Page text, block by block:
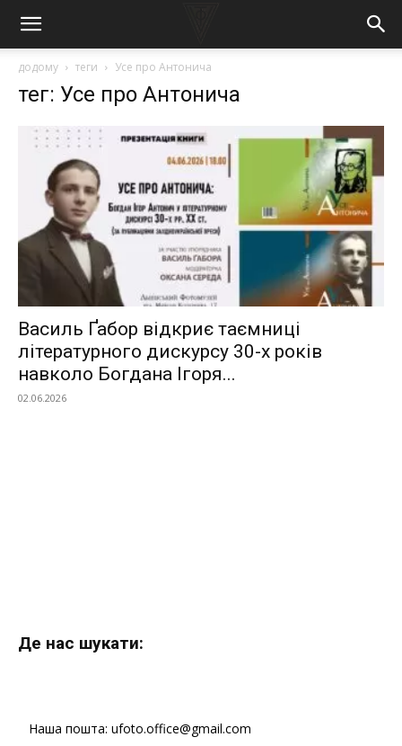
додому теги Усе про Антонича
тег: Усе про Антонича
Василь Ґабор відкриє таємниці
літературного дискурсу 30-х років
навколо Богдана Ігоря...
02.06.2026
Де нас шукати:
Наша пошта: ufoto.office@gmail.com